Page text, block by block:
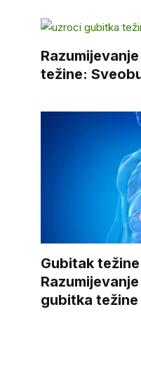
težine:
Gubitak
gubitka težine